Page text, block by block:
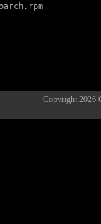
Copyright 2026